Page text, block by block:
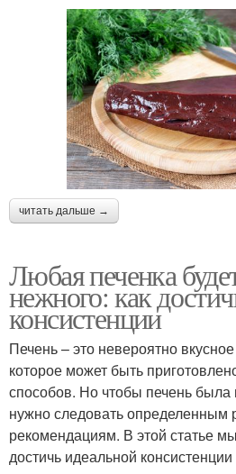
читать дальше →
Любая печенка
нежного: как
консистенции
Печень – это невероятно
которое может быть
способов. Но чтобы печень была
нужно следовать определенным
рекомендациям. В этой статье
достичь идеальной